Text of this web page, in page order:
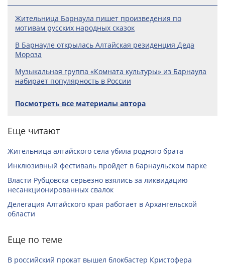
Жительница Барнаула пишет произведения по
мотивам русских народных сказок
В Барнауле открылась Алтайская резиденция Деда
Мороза
Музыкальная группа «Комната культуры» из Барнаула
набирает популярность в России
Посмотреть все материалы автора
Еще читают
Жительница алтайского села убила родного брата
Инклюзивный фестиваль пройдет в барнаульском парке
Власти Рубцовска серьезно взялись за ликвидацию
несанкционированных свалок
Делегация Алтайского края работает в Архангельской
области
Еще по теме
В российский прокат вышел блокбастер Кристофера